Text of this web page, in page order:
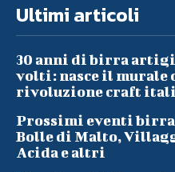
Ultimi articoli
30 anni di birra
volti: nasce il murale
rivoluzione craft
Prossimi eventi
Bolle di Malto,
Acida e altri